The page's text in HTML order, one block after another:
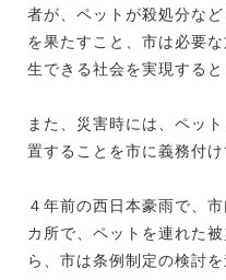
者が、ペットが殺処分な
を果たすこと、市は必要
生できる社会を実現すると
また、災害時には、ペッ
置することを市に義務付け
４年前の西日本豪雨で、
カ所で、ペットを連れた
ら、市は条例制定の検討